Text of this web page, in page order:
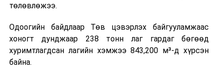
жишээнд суурилсан сургалт, багаар ажиллах дасгал,
танилцах, онцгой нөхцөлд ажиллах дадлага зэрэг
онол, практик хосолсон хэлбэрээр зохион байгуулж
байна.
төлөвлөжээ.
Одоогийн байдлаар Төв цэвэрлэх байгууламжаас
хоногт дунджаар 238 тонн лаг гардаг бөгөөд
хуримтлагдсан лагийн хэмжээ 843,200 м³-д хүрсэн
байна.